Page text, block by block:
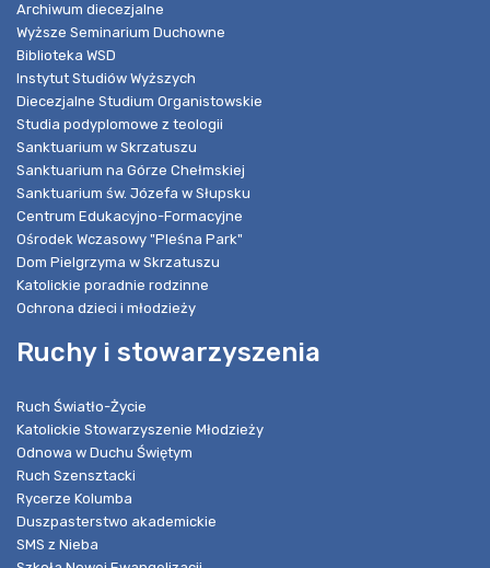
Archiwum diecezjalne
Wyższe Seminarium Duchowne
Biblioteka WSD
Instytut Studiów Wyższych
Diecezjalne Studium Organistowskie
Studia podyplomowe z teologii
Sanktuarium w Skrzatuszu
Sanktuarium na Górze Chełmskiej
Sanktuarium św. Józefa w Słupsku
Centrum Edukacyjno-Formacyjne
Ośrodek Wczasowy "Pleśna Park"
Dom Pielgrzyma w Skrzatuszu
Katolickie poradnie rodzinne
Ochrona dzieci i młodzieży
Ruchy i stowarzyszenia
Ruch Światło-Życie
Katolickie Stowarzyszenie Młodzieży
Odnowa w Duchu Świętym
Ruch Szensztacki
Rycerze Kolumba
Duszpasterstwo akademickie
SMS z Nieba